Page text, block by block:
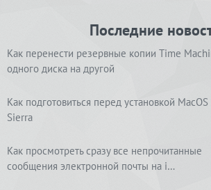
Последние
Как перенести резервные копии Time
одного диска на другой
Как подготовиться перед установкой MacOS
Sierra
Как просмотреть сразу все непрочитанные
сообщения электронной почты на i…